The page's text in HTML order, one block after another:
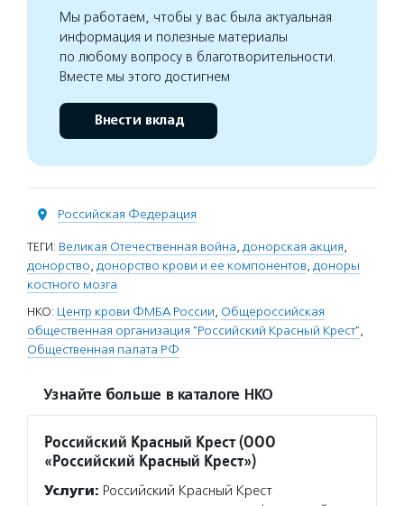
Мы работаем, чтобы у вас была актуальная
информация и полезные материалы
по любому вопросу в благотворительности.
Вместе мы этого достигнем
Внести вклад
Российская Федерация
ТЕГИ: Великая Отечественная война, донорская акция,
донорство, донорство крови и ее компонентов, доноры
костного мозга
НКО: Центр крови ФМБА России, Общероссийская
общественная организация "Российский Красный Крест",
Общественная палата РФ
Узнайте больше в каталоге НКО
Российский Красный Крест (ООО
«Российский Красный Крест»)
Услуги: Российский Красный Крест